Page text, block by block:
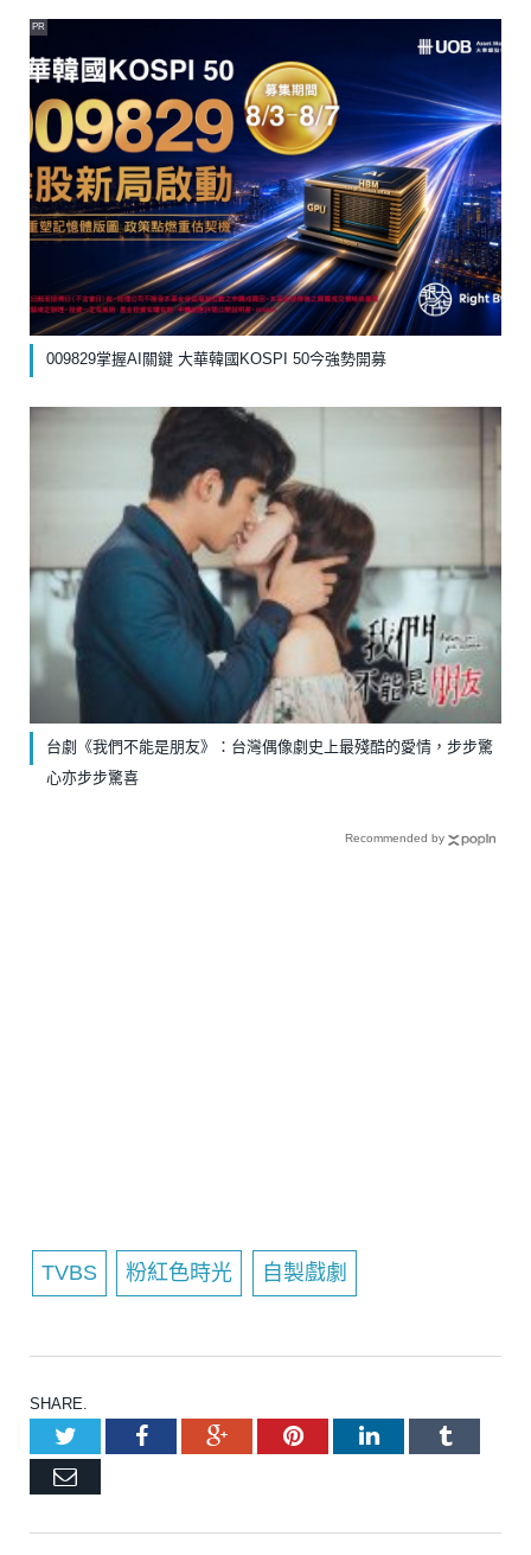
009829掌握AI關鍵 大華韓國KOSPI 50今強勢開募
PR
台劇《我們不能是朋友》：台灣偶像劇史上最殘酷的愛情，步步驚
心亦步步驚喜
Recommended by
TVBS 粉紅色時光 自製戲劇
SHARE.
TwitterFacebookGoogle+PinterestLinkedInTumblr
Email